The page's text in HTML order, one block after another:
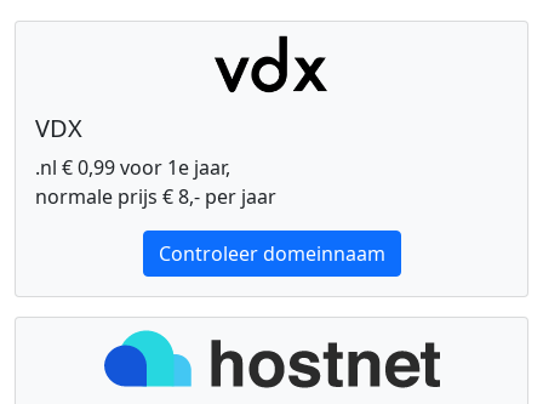
VDX
.nl € 0,99 voor 1e jaar,
normale prijs € 8,- per jaar
Controleer domeinnaam